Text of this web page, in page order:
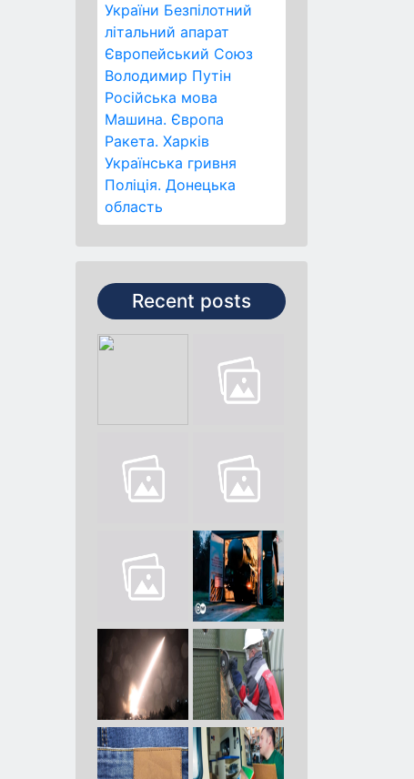
України Безпілотний
літальний апарат
Європейський Союз
Володимир Путін
Російська мова
Машина. Європа
Ракета. Харків
Українська гривня
Поліція. Донецька
область
Recent posts